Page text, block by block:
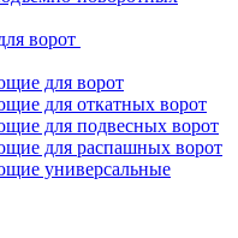
ворот
для ворот
для откатных ворот
для подвесных ворот
для распашных ворот
универсальные